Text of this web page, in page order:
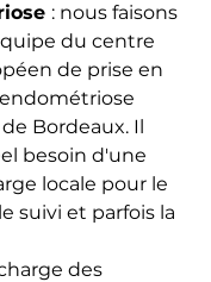
: nous faisons
du centre
de prise en
de Bordeaux. Il
besoin d'une
locale pour le
suivi et parfois la
des